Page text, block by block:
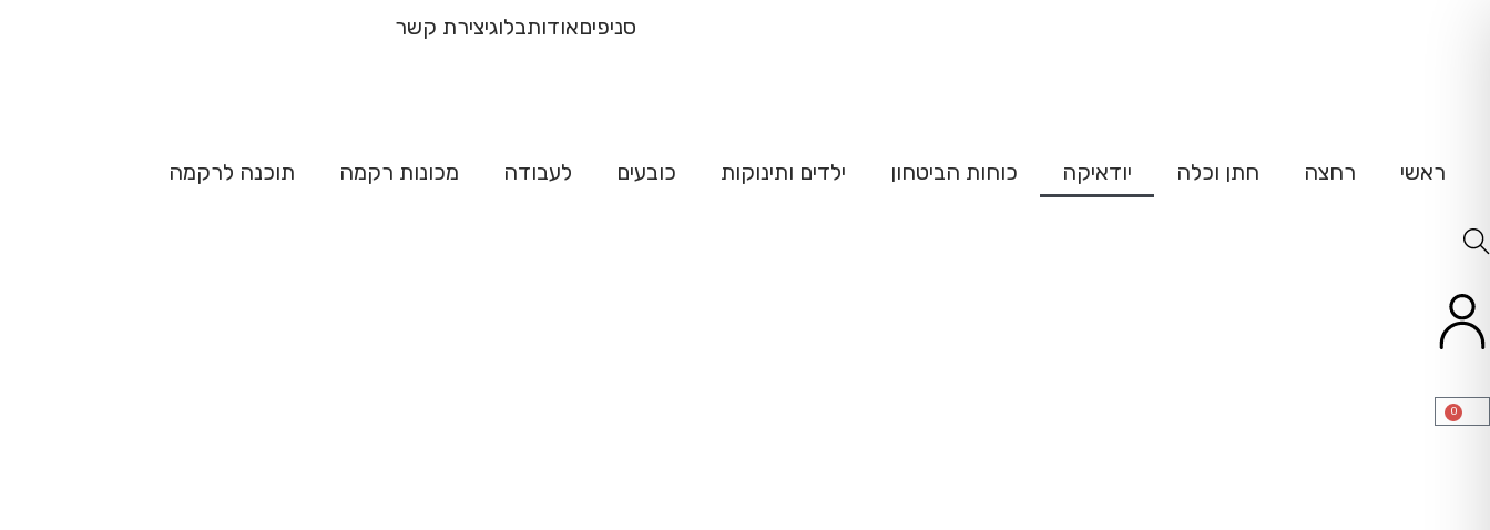
משלוח מהיר סניפיםאודותבלוגיצירת קשר
ראשי רחצה חתן וכלה יודאיקה כוחות הביטחון ילדים ותינוקות כובעים לעבודה מכונות רקמה תוכנה לרקמה
0